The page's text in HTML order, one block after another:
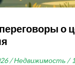
о
/ Недвижимость /